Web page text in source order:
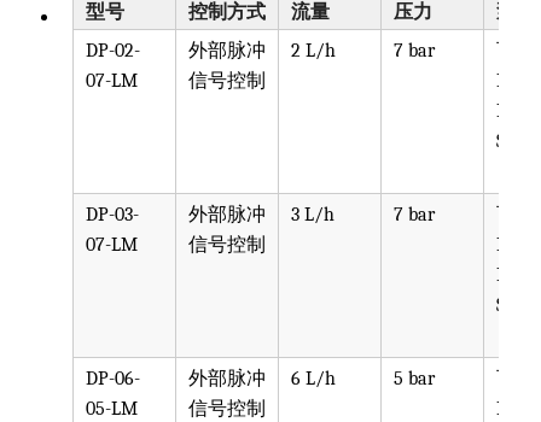
型号 控制方式 流量 压力
泵头
DP-02-
07-LM
外部脉冲
信号控制
2 L/h 7 bar
可选
PPV,
PVDF,
SST,
DP-03-
07-LM
外部脉冲
信号控制
3 L/h 7 bar
可选
PPV,
PVDF,
SST,
DP-06-
05-LM
外部脉冲
信号控制
6 L/h 5 bar
可选
PPV,